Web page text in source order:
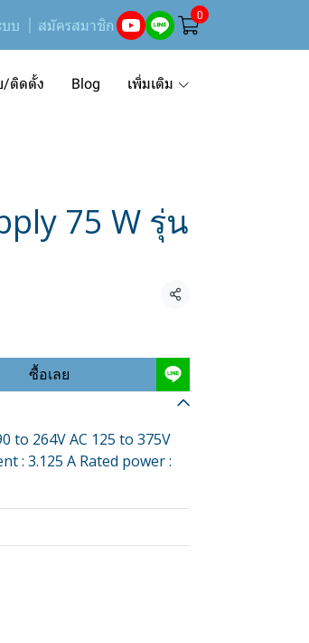
บบ สมัครสมาชิก
0
/ติดตั้ง Blog เพิ่มเติม
75 W รุ่น
แชร์
ซื้อเลย
to 264V AC 125 to 375V
: 3.125 A Rated power :